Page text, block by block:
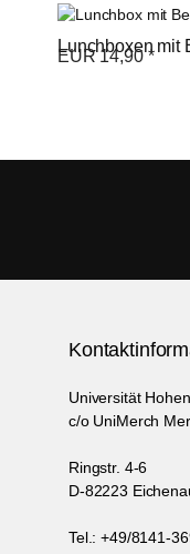
Lunchboxen mit
EUR 14,90 *
Universität
c/o UniMerch
Ringstr. 4-6
D-82223
Tel.: +49/8141-